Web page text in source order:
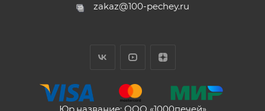
zakaz@100-pechey.ru